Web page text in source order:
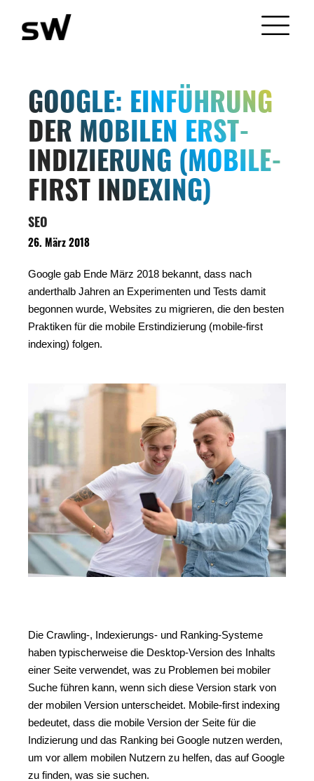
GOOGLE: EINFÜHRUNG
DER MOBILEN ERST-
INDIZIERUNG (MOBILE-
FIRST INDEXING)
SEO
26. März 2018
Google gab Ende März 2018 bekannt, dass nach
anderthalb Jahren an Experimenten und Tests damit
begonnen wurde, Websites zu migrieren, die den besten
Praktiken für die mobile Erstindizierung (mobile-first
indexing) folgen.
Die Crawling-, Indexierungs- und Ranking-Systeme
haben typischerweise die Desktop-Version des Inhalts
einer Seite verwendet, was zu Problemen bei mobiler
Suche führen kann, wenn sich diese Version stark von
der mobilen Version unterscheidet. Mobile-first indexing
bedeutet, dass die mobile Version der Seite für die
Indizierung und das Ranking bei Google nutzen werden,
um vor allem mobilen Nutzern zu helfen, das auf Google
zu finden, was sie suchen.